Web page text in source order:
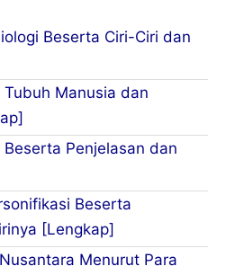
Beserta Ciri-Ciri dan
Tubuh Manusia dan
Penjelasan dan
Beserta
[Lengkap]
Menurut Para